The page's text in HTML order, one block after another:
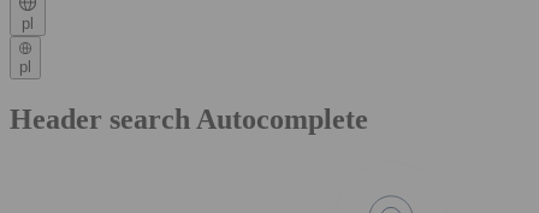
pl
pl
Header search Autocomplete